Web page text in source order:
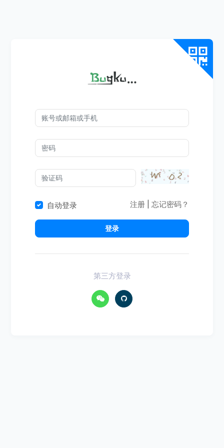
自动登录 注册 忘记密码？
登录
第三方登录